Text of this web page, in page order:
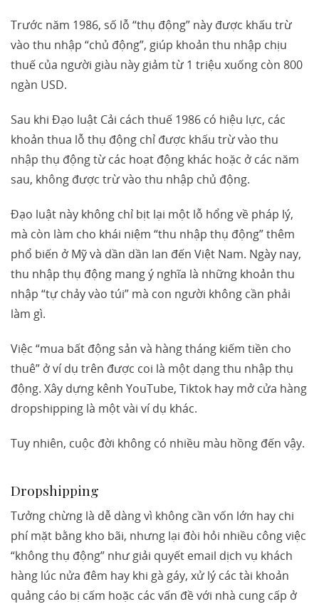
Trước năm 1986, số lỗ “thụ động” này được khấu trừ
vào thu nhập “chủ động”, giúp khoản thu nhập chịu
thuế của người giàu này giảm từ 1 triệu xuống còn 800
ngàn USD.
Sau khi Đạo luật Cải cách thuế 1986 có hiệu lực, các
khoản thua lỗ thụ động chỉ được khấu trừ vào thu
nhập thụ động từ các hoạt động khác hoặc ở các năm
sau, không được trừ vào thu nhập chủ động.
Đạo luật này không chỉ bịt lại một lỗ hổng về pháp lý,
mà còn làm cho khái niệm “thu nhập thụ động” thêm
phổ biến ở Mỹ và dần dần lan đến Việt Nam. Ngày nay,
thu nhập thụ động mang ý nghĩa là những khoản thu
nhập “tự chảy vào túi” mà con người không cần phải
làm gì.
Việc “mua bất động sản và hàng tháng kiếm tiền cho
thuê” ở ví dụ trên được coi là một dạng thu nhập thụ
động. Xây dựng kênh YouTube, Tiktok hay mở cửa hàng
dropshipping là một vài ví dụ khác.
Tuy nhiên, cuộc đời không có nhiều màu hồng đến vậy.
Dropshipping
Tưởng chừng là dễ dàng vì không cần vốn lớn hay chi
phí mặt bằng kho bãi, nhưng lại đòi hỏi nhiều công việc
“không thụ động” như giải quyết email dịch vụ khách
hàng lúc nửa đêm hay khi gà gáy, xử lý các tài khoản
quảng cáo bị cấm hoặc các vấn đề với nhà cung cấp ở